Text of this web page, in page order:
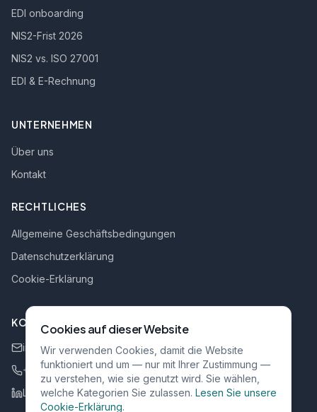
EDI onboarding
NIS2-Frist 2026
NIS2 vs. ISO 27001
EDI & E-Rechnung
UNTERNEHMEN
Über uns
Kontakt
RECHTLICHES
Allgemeine Geschäftsbedingungen
Datenschutzerklärung
Cookie-Erklärung
KONTAKT
info@rgi-bv.be
+32 484 111 022
LinkedIn
Cookies auf dieser Website
Wir verwenden Cookies, damit die Website
funktioniert und um — nur mit Ihrer Zustimmung —
zu verstehen, wie sie genutzt wird. Sie wählen,
welche Kategorien Sie zulassen. Lesen Sie unsere
Cookie-Erklärung.